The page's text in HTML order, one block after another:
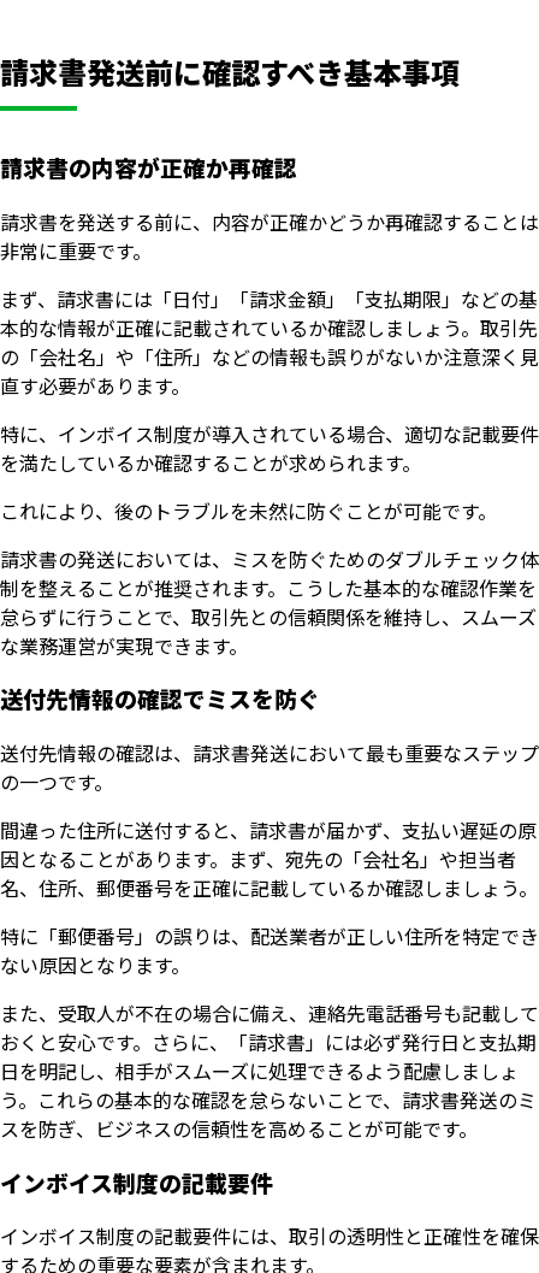
請求書発送前に確認すべき基本事項
請求書の内容が正確か再確認
請求書を発送する前に、内容が正確かどうか再確認することは
非常に重要です。
まず、請求書には「日付」「請求金額」「支払期限」などの基
本的な情報が正確に記載されているか確認しましょう。取引先
の「会社名」や「住所」などの情報も誤りがないか注意深く見
直す必要があります。
特に、インボイス制度が導入されている場合、適切な記載要件
を満たしているか確認することが求められます。
これにより、後のトラブルを未然に防ぐことが可能です。
請求書の発送においては、ミスを防ぐためのダブルチェック体
制を整えることが推奨されます。こうした基本的な確認作業を
怠らずに行うことで、取引先との信頼関係を維持し、スムーズ
な業務運営が実現できます。
送付先情報の確認でミスを防ぐ
送付先情報の確認は、請求書発送において最も重要なステップ
の一つです。
間違った住所に送付すると、請求書が届かず、支払い遅延の原
因となることがあります。まず、宛先の「会社名」や担当者
名、住所、郵便番号を正確に記載しているか確認しましょう。
特に「郵便番号」の誤りは、配送業者が正しい住所を特定でき
ない原因となります。
また、受取人が不在の場合に備え、連絡先電話番号も記載して
おくと安心です。さらに、「請求書」には必ず発行日と支払期
日を明記し、相手がスムーズに処理できるよう配慮しましょ
う。これらの基本的な確認を怠らないことで、請求書発送のミ
スを防ぎ、ビジネスの信頼性を高めることが可能です。
インボイス制度の記載要件
インボイス制度の記載要件には、取引の透明性と正確性を確保
するための重要な要素が含まれます。